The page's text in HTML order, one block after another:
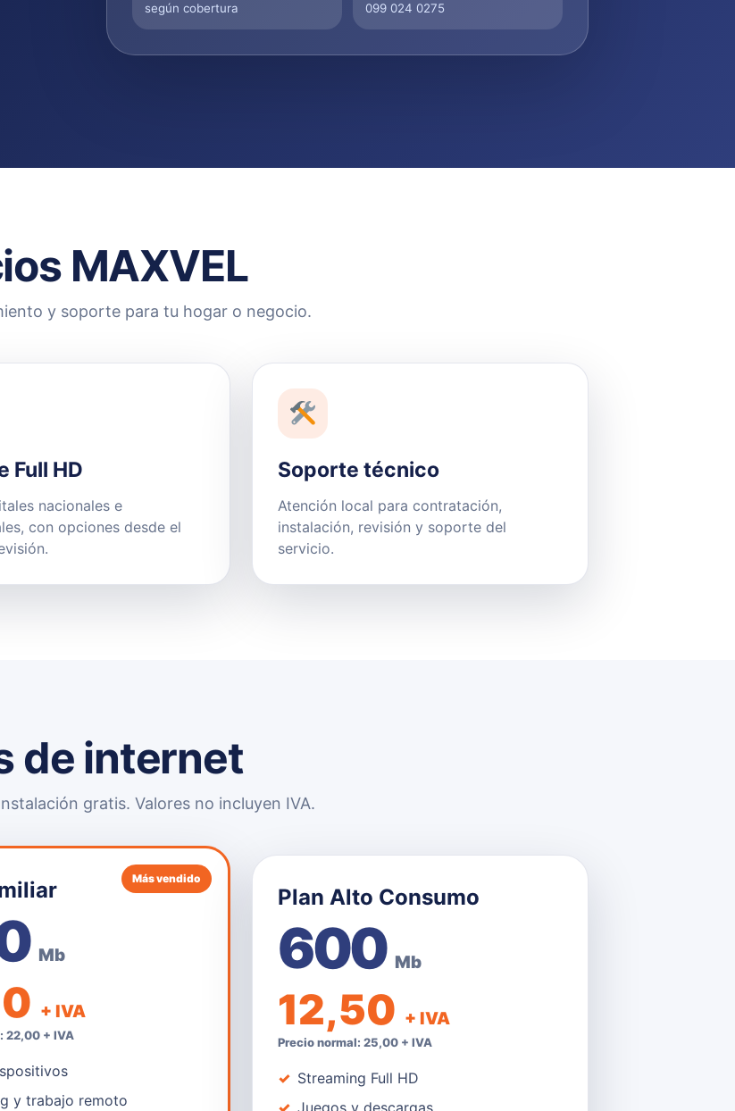
según cobertura 099 024 0275
MAXVEL
y soporte para tu hogar o negocio.
Full HD
nacionales e
con opciones desde el
Soporte técnico
Atención local para contratación,
instalación, revisión y soporte del
servicio.
de internet
gratis. Valores no incluyen IVA.
Más vendido
Mb
+ IVA
22,00 + IVA
y trabajo remoto
Plan Alto Consumo
600 Mb
12,50 + IVA
Precio normal: 25,00 + IVA
Streaming Full HD
Juegos y descargas